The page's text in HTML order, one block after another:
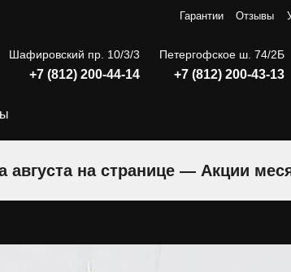
Гарантии Отзывы
Шафировский пр. 10/3/3
+7 (812) 200-44-14
Петергофское ш. 74/2Б
+7 (812) 200-43-13
августа на странице — Акции